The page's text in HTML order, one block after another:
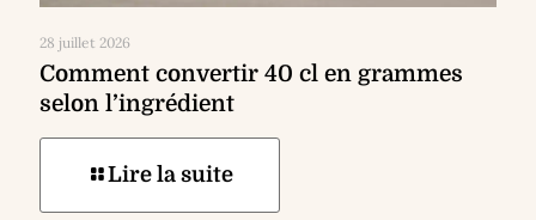
28 juillet 2026
Comment convertir 40 cl en grammes
selon l’ingrédient
Lire la suite